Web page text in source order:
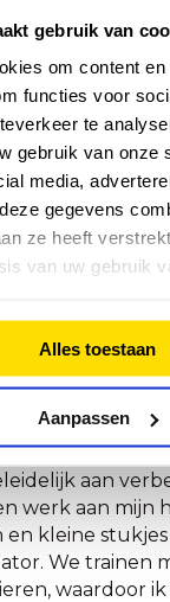
gebruik van
om content
functies voor
te
gebruik van onze
media,
gegevens
ze heeft
van uw gebruik
Alles toestaan
Aanpassen
samen om
van het
is één van de
bij
hart-, vaat- en
van grote
programma
aan
werk aan mijn
kleine
We trainen
waardoor